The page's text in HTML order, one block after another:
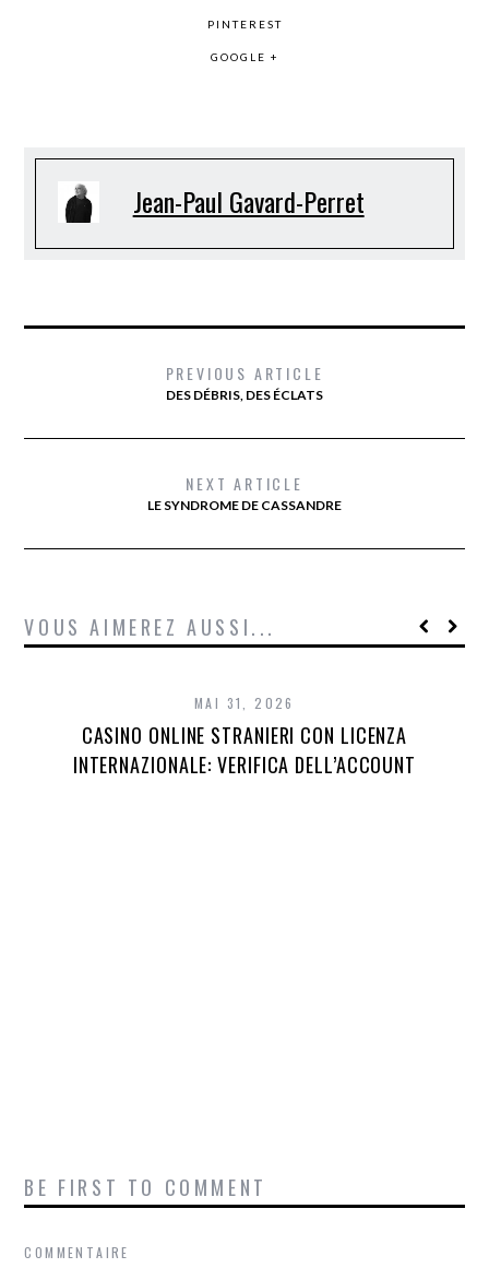
PINTEREST
GOOGLE +
Jean-Paul Gavard-Perret
PREVIOUS ARTICLE
DES DÉBRIS, DES ÉCLATS
NEXT ARTICLE
LE SYNDROME DE CASSANDRE
VOUS AIMEREZ AUSSI...
MAI 31, 2026
CASINO ONLINE STRANIERI CON LICENZA
INTERNAZIONALE: VERIFICA DELL’ACCOUNT
BE FIRST TO COMMENT
COMMENTAIRE